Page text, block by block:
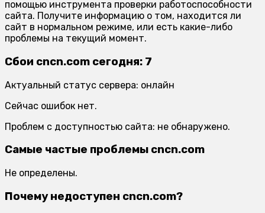
помощью инструмента проверки работоспособности
сайта. Получите информацию о том, находится ли
сайт в нормальном режиме, или есть какие-либо
проблемы на текущий момент.
Сбои cncn.com сегодня: 7
Актуальный статус сервера: онлайн
Сейчас ошибок нет.
Проблем с доступностью сайта: не обнаружено.
Самые частые проблемы cncn.com
Не определены.
Почему недоступен cncn.com?